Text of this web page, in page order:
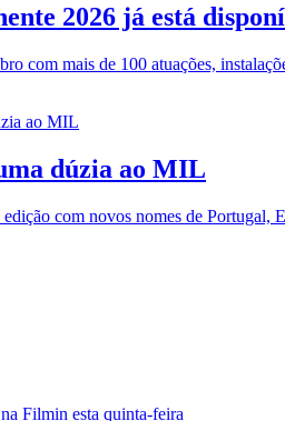
2026 já está
com mais de 100 atuações,
dúzia ao MIL
com novos nomes de Portugal,